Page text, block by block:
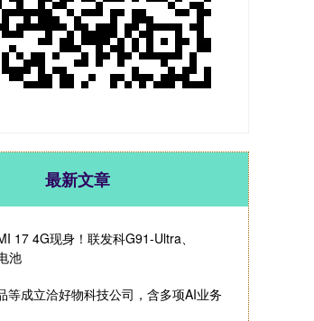
最新文章
17 4G现身！联发科G91-Ultra、
池
等成立洽好物科技公司，含多项AI业务